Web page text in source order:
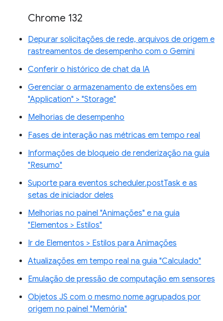
Chrome 132
Depurar solicitações de rede, arquivos de origem e
rastreamentos de desempenho com o Gemini
Conferir o histórico de chat da IA
Gerenciar o armazenamento de extensões em
"Application" > "Storage"
Melhorias de desempenho
Fases de interação nas métricas em tempo real
Informações de bloqueio de renderização na guia
"Resumo"
Suporte para eventos scheduler.postTask e as
setas de iniciador deles
Melhorias no painel "Animações" e na guia
"Elementos > Estilos"
Ir de Elementos > Estilos para Animações
Atualizações em tempo real na guia "Calculado"
Emulação de pressão de computação em sensores
Objetos JS com o mesmo nome agrupados por
origem no painel "Memória"